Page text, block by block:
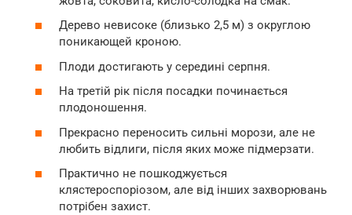
Дерево невисоке (близько 2,5 м) з округлою
поникающей кроною.
Плоди достигають у середині серпня.
На третій рік після посадки починається
плодоношення.
Прекрасно переносить сильні морози, але не
любить відлиги, після яких може підмерзати.
Практично не пошкоджується
клястероспоріозом, але від інших захворювань
потрібен захист.